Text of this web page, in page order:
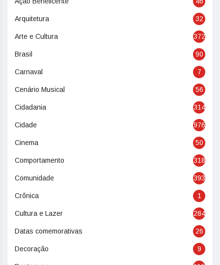
Arquitetura 32
Arte e Cultura 372
Brasil 90
Carnaval 7
Cenário Musical 56
Cidadania 314
Cidade 976
Cinema 50
Comportamento 318
Comunidade 393
Crônica 1
Cultura e Lazer 284
Datas comemorativas 26
Decoração 9